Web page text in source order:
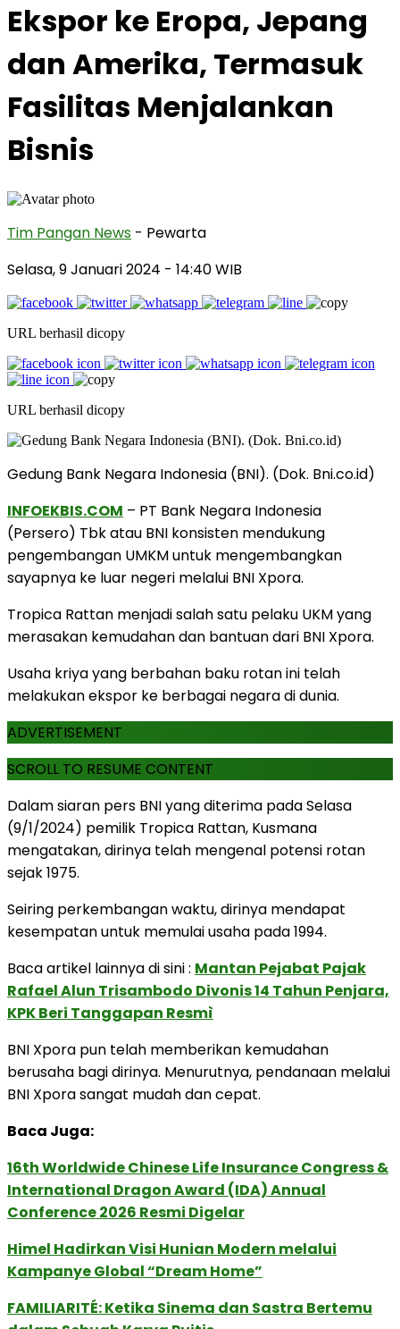
Ekspor ke Eropa, Jepang
dan Amerika, Termasuk
Fasilitas Menjalankan
Bisnis
Tim Pangan News - Pewarta
Selasa, 9 Januari 2024 - 14:40 WIB
URL berhasil dicopy
URL berhasil dicopy
Gedung Bank Negara Indonesia (BNI). (Dok. Bni.co.id)
INFOEKBIS.COM – PT Bank Negara Indonesia
(Persero) Tbk atau BNI konsisten mendukung
pengembangan UMKM untuk mengembangkan
sayapnya ke luar negeri melalui BNI Xpora.
Tropica Rattan menjadi salah satu pelaku UKM yang
merasakan kemudahan dan bantuan dari BNI Xpora.
Usaha kriya yang berbahan baku rotan ini telah
melakukan ekspor ke berbagai negara di dunia.
ADVERTISEMENT
SCROLL TO RESUME CONTENT
Dalam siaran pers BNI yang diterima pada Selasa
(9/1/2024) pemilik Tropica Rattan, Kusmana
mengatakan, dirinya telah mengenal potensi rotan
sejak 1975.
Seiring perkembangan waktu, dirinya mendapat
kesempatan untuk memulai usaha pada 1994.
Baca artikel lainnya di sini : Mantan Pejabat Pajak
Rafael Alun Trisambodo Divonis 14 Tahun Penjara,
KPK Beri Tanggapan Resmì
BNI Xpora pun telah memberikan kemudahan
berusaha bagi dirinya. Menurutnya, pendanaan melalui
BNI Xpora sangat mudah dan cepat.
Baca Juga:
16th Worldwide Chinese Life Insurance Congress &
International Dragon Award (IDA) Annual
Conference 2026 Resmi Digelar
Himel Hadirkan Visi Hunian Modern melalui
Kampanye Global “Dream Home”
FAMILIARITÉ: Ketika Sinema dan Sastra Bertemu